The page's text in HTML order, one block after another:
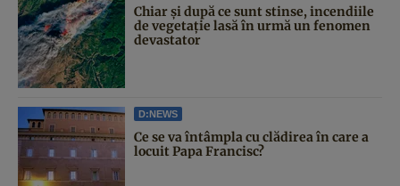
Chiar și după ce sunt stinse, incendiile
de vegetație lasă în urmă un fenomen
devastator
D:NEWS
Ce se va întâmpla cu clădirea în care a
locuit Papa Francisc?